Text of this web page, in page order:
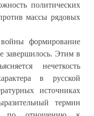
политических
массы рядовых
формирование
завершилось. Этим в
нечеткость
в русской
источниках
термин